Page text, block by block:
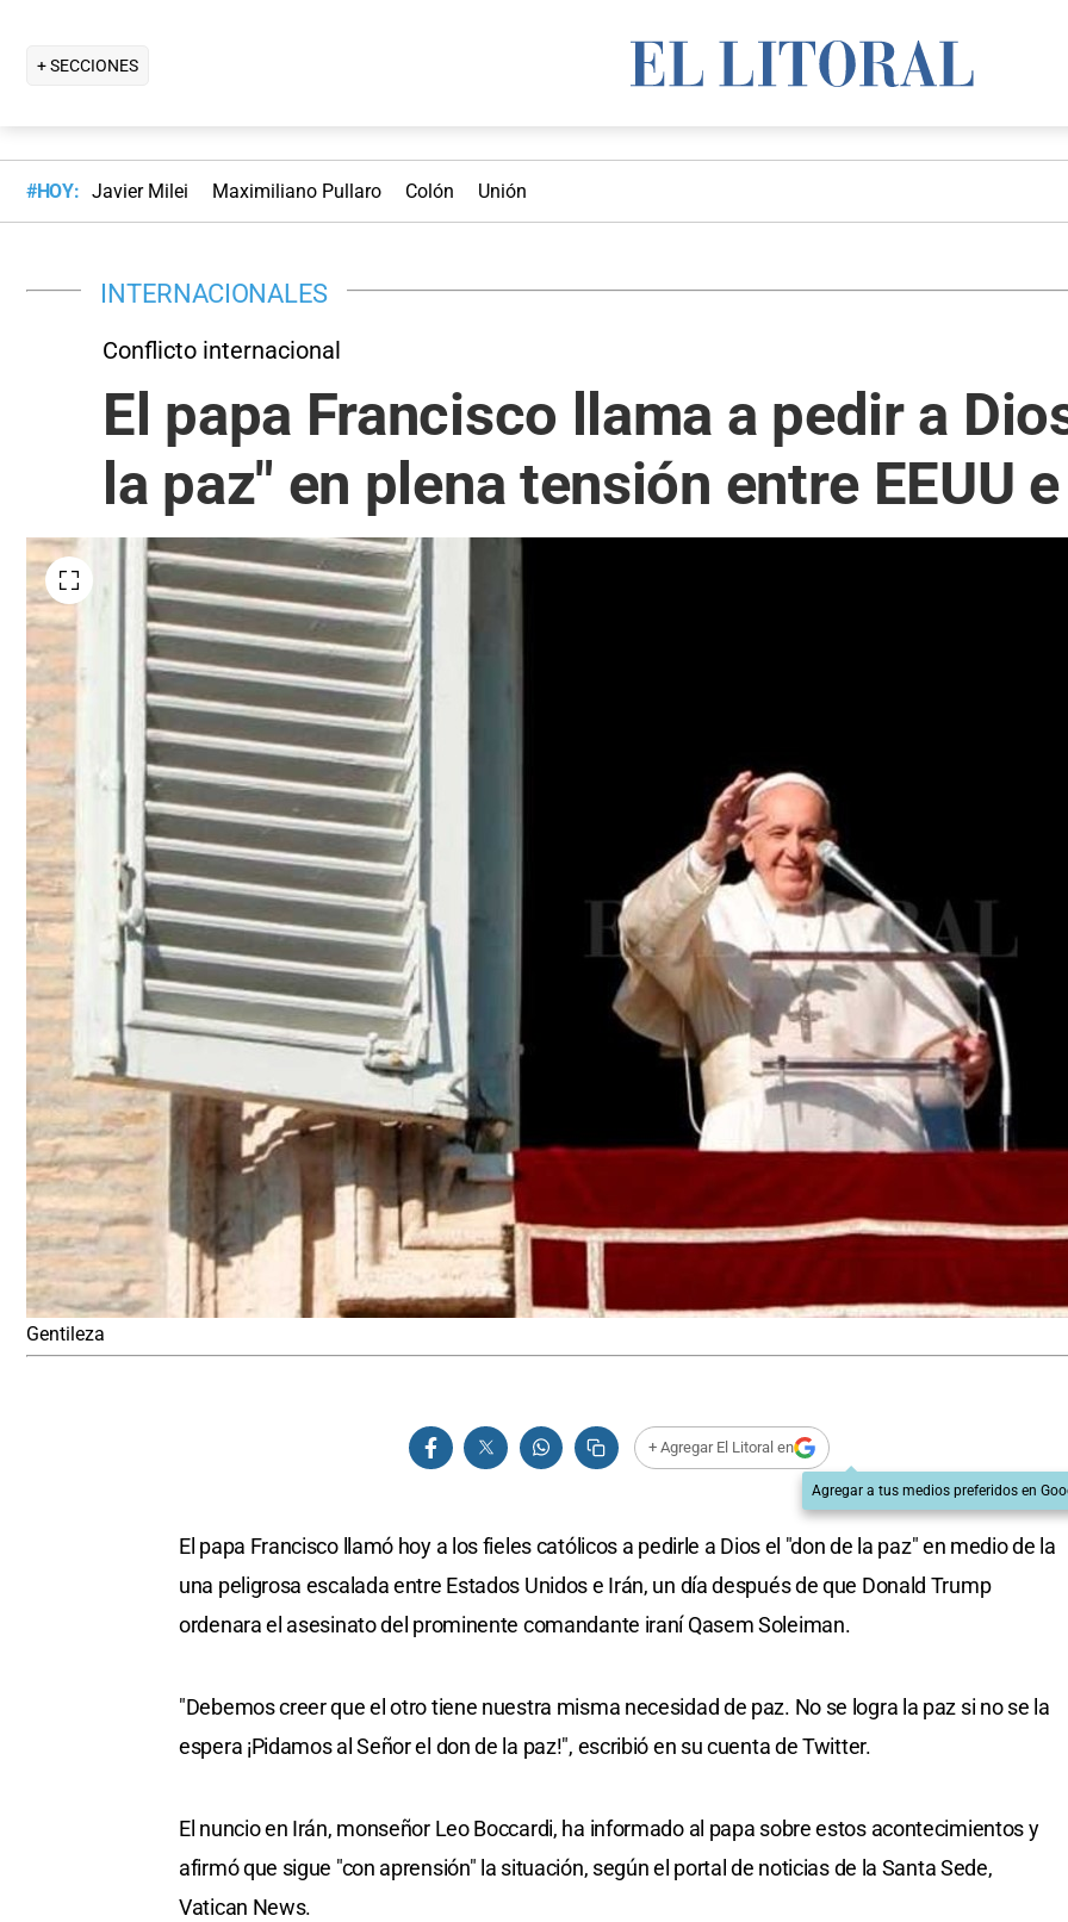
+ SECCIONES
#HOY: Javier Milei Maximiliano Pullaro Colón Unión
INTERNACIONALES
Conflicto internacional
El papa Francisco llama a pedir a
la paz" en plena tensión entre EEUU
Gentileza
+ Agregar El Litoral en
Agregar a tus medios preferidos en
El papa Francisco llamó hoy a los fieles católicos a pedirle a Dios el "don de la paz" en medio de la
una peligrosa escalada entre Estados Unidos e Irán, un día después de que Donald Trump
ordenara el asesinato del prominente comandante iraní Qasem Soleiman.
"Debemos creer que el otro tiene nuestra misma necesidad de paz. No se logra la paz si no se la
espera ¡Pidamos al Señor el don de la paz!", escribió en su cuenta de Twitter.
El nuncio en Irán, monseñor Leo Boccardi, ha informado al papa sobre estos acontecimientos y
afirmó que sigue "con aprensión" la situación, según el portal de noticias de la Santa Sede,
Vatican News.